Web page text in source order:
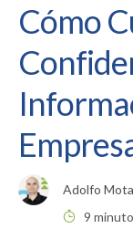
Cómo
Adolfo Mota
9